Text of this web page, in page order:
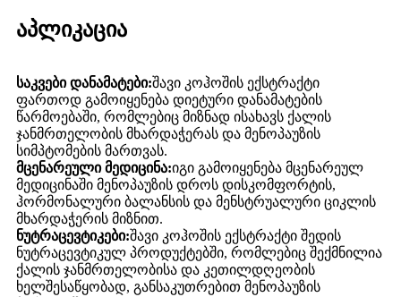
აპლიკაცია
საკვები დანამატები:შავი კოჰოშის ექსტრაქტი
ფართოდ გამოიყენება დიეტური დანამატების
წარმოებაში, რომლებიც მიზნად ისახავს ქალის
ჯანმრთელობის მხარდაჭერას და მენოპაუზის
სიმპტომების მართვას.
მცენარეული მედიცინა:იგი გამოიყენება მცენარეულ
მედიცინაში მენოპაუზის დროს დისკომფორტის,
ჰორმონალური ბალანსის და მენსტრუალური ციკლის
მხარდაჭერის მიზნით.
ნუტრაცევტიკები:შავი კოჰოშის ექსტრაქტი შედის
ნუტრაცევტიკულ პროდუქტებში, რომლებიც შექმნილია
ქალის ჯანმრთელობისა და კეთილდღეობის
ხელშესაწყობად, განსაკუთრებით მენოპაუზის